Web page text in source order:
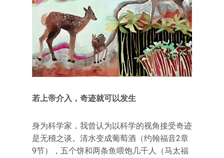
若上帝介入，奇迹就可以发生
身为科学家，我曾认为以科学的视角接受奇迹
是无稽之谈。清水变成葡萄酒（约翰福音2章
9节），五个饼和两条鱼喂饱几千人（马太福